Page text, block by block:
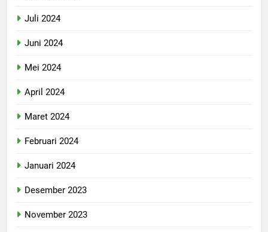
Juli 2024
Juni 2024
Mei 2024
April 2024
Maret 2024
Februari 2024
Januari 2024
Desember 2023
November 2023